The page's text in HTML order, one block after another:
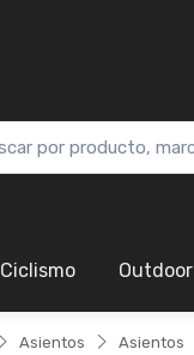
Ciclismo Outdoor
Asientos Asientos